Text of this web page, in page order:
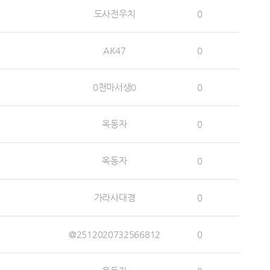
도사전우치 0
AK47 0
0천마서생0 0
옥동자 0
옥동자 0
가라사대경 0
@2512020732566812 0